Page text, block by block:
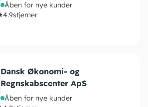
Åben for nye kunder
4.9stjerner
Dansk Økonomi- og
Regnskabscenter ApS
Åben for nye kunder